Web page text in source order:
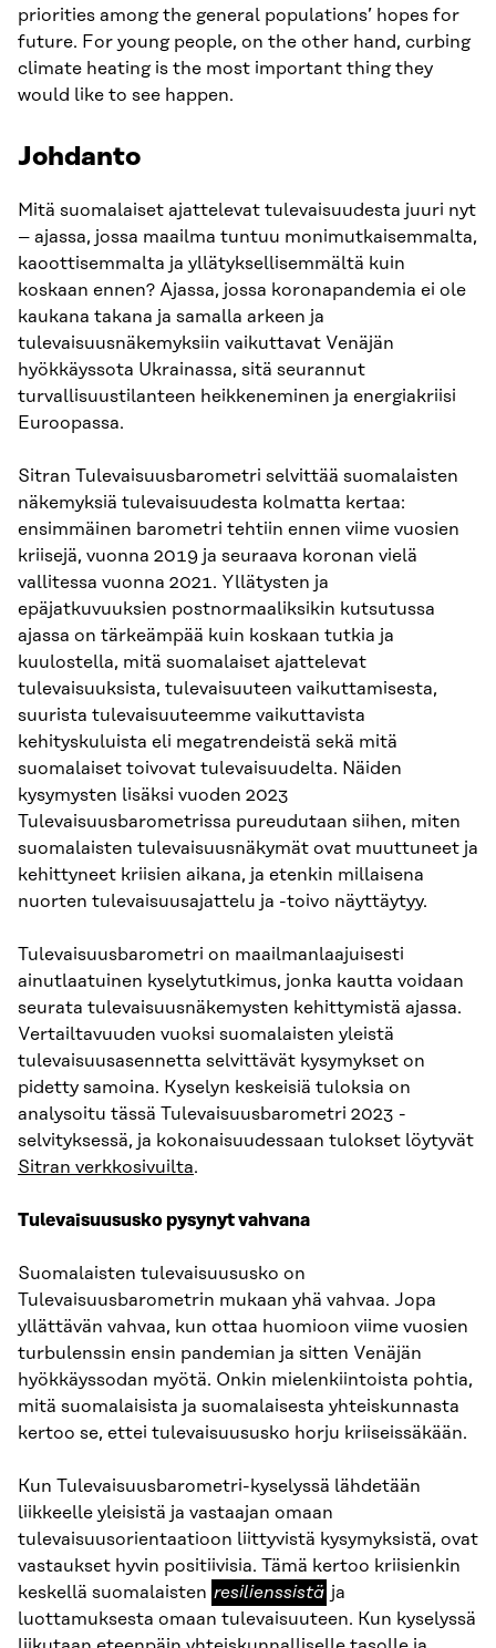
priorities among the general populations’ hopes for
future. For young people, on the other hand, curbing
climate heating is the most important thing they
would like to see happen.
Johdanto
Mitä suomalaiset ajattelevat tulevaisuudesta juuri nyt
– ajassa, jossa maailma tuntuu monimutkaisemmalta,
kaoottisemmalta ja yllätyksellisemmältä kuin
koskaan ennen? Ajassa, jossa koronapandemia ei ole
kaukana takana ja samalla arkeen ja
tulevaisuusnäkemyksiin vaikuttavat Venäjän
hyökkäyssota Ukrainassa, sitä seurannut
turvallisuustilanteen heikkeneminen ja energiakriisi
Euroopassa.
Sitran Tulevaisuusbarometri selvittää suomalaisten
näkemyksiä tulevaisuudesta kolmatta kertaa:
ensimmäinen barometri tehtiin ennen viime vuosien
kriisejä, vuonna 2019 ja seuraava koronan vielä
vallitessa vuonna 2021. Yllätysten ja
epäjatkuvuuksien postnormaaliksikin kutsutussa
ajassa on tärkeämpää kuin koskaan tutkia ja
kuulostella, mitä suomalaiset ajattelevat
tulevaisuuksista, tulevaisuuteen vaikuttamisesta,
suurista tulevaisuuteemme vaikuttavista
kehityskuluista eli megatrendeistä sekä mitä
suomalaiset toivovat tulevaisuudelta. Näiden
kysymysten lisäksi vuoden 2023
Tulevaisuusbarometrissa pureudutaan siihen, miten
suomalaisten tulevaisuusnäkymät ovat muuttuneet ja
kehittyneet kriisien aikana, ja etenkin millaisena
nuorten tulevaisuusajattelu ja -toivo näyttäytyy.
Tulevaisuusbarometri on maailmanlaajuisesti
ainutlaatuinen kyselytutkimus, jonka kautta voidaan
seurata tulevaisuusnäkemysten kehittymistä ajassa.
Vertailtavuuden vuoksi suomalaisten yleistä
tulevaisuusasennetta selvittävät kysymykset on
pidetty samoina. Kyselyn keskeisiä tuloksia on
analysoitu tässä Tulevaisuusbarometri 2023 -
selvityksessä, ja kokonaisuudessaan tulokset löytyvät
Sitran verkkosivuilta.
Tulevaisuususko pysynyt vahvana
Suomalaisten tulevaisuususko on
Tulevaisuusbarometrin mukaan yhä vahvaa. Jopa
yllättävän vahvaa, kun ottaa huomioon viime vuosien
turbulenssin ensin pandemian ja sitten Venäjän
hyökkäyssodan myötä. Onkin mielenkiintoista pohtia,
mitä suomalaisista ja suomalaisesta yhteiskunnasta
kertoo se, ettei tulevaisuususko horju kriiseissäkään.
Kun Tulevaisuusbarometri-kyselyssä lähdetään
liikkeelle yleisistä ja vastaajan omaan
tulevaisuusorientaatioon liittyvistä kysymyksistä, ovat
vastaukset hyvin positiivisia. Tämä kertoo kriisienkin
keskellä suomalaisten resilienssistä
resilienssistä ja
luottamuksesta omaan tulevaisuuteen. Kun kyselyssä